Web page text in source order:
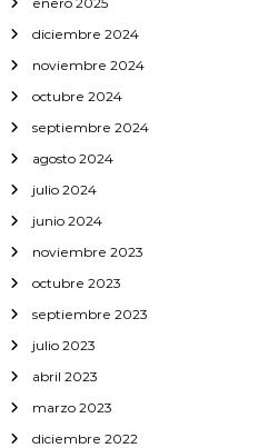
diciembre 2024
noviembre 2024
octubre 2024
septiembre 2024
agosto 2024
julio 2024
junio 2024
noviembre 2023
octubre 2023
septiembre 2023
julio 2023
abril 2023
marzo 2023
diciembre 2022